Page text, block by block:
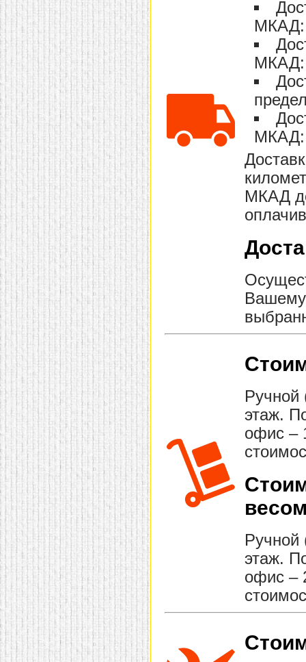
МКАД:
МКАД:
МКАД:
МКАД
Вашему
этаж.
офис –
этаж.
офис –